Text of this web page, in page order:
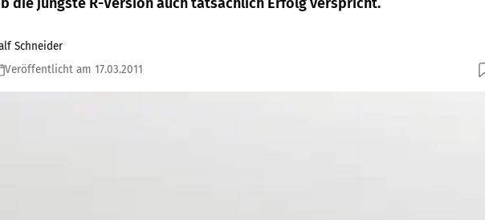
Schneider
Veröffentlicht am 17.03.2011